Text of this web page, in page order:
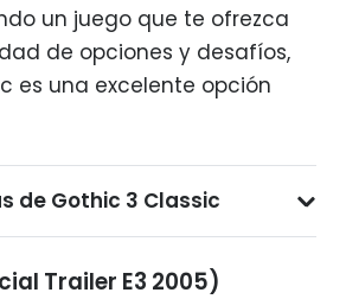
un juego que te ofrezca
de opciones y desafíos,
es una excelente opción
de Gothic 3 Classic
Trailer E3 2005)